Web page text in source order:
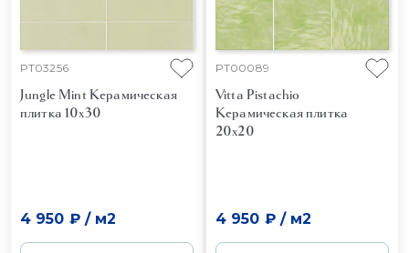
PT03256
Jungle Mint Керамическая
плитка 10x30
4 950 ₽/ м2
PT00089
Vitta Pistachio
Керамическая плитка
20x20
4 950 ₽/ м2